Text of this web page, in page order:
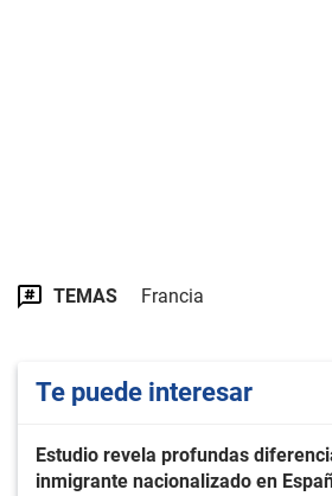
TEMAS Francia
Te puede interesar
Estudio revela profundas
inmigrante nacionalizado en